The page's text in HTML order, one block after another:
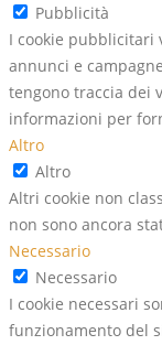
Pubblicità
I cookie pubblicitari
annunci e
tengono traccia dei
informazioni per
Altro
Altro
Altri cookie non
non sono ancora
Necessario
Necessario
I cookie necessari
funzionamento del